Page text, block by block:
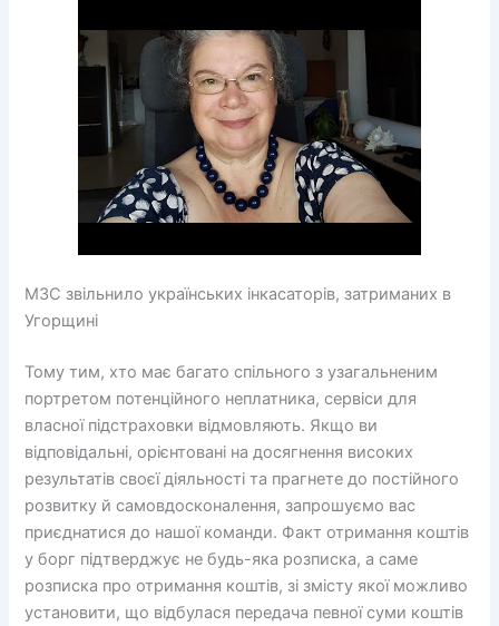
МЗС звільнило українських інкасаторів, затриманих в
Угорщині
Тому тим, хто має багато спільного з узагальненим
портретом потенційного неплатника, сервіси для
власної підстраховки відмовляють. Якщо ви
відповідальні, орієнтовані на досягнення високих
результатів своєї діяльності та прагнете до постійного
розвитку й самовдосконалення, запрошуємо вас
приєднатися до нашої команди. Факт отримання коштів
у борг підтверджує не будь-яка розписка, а саме
розписка про отримання коштів, зі змісту якої можливо
установити, що відбулася передача певної суми коштів